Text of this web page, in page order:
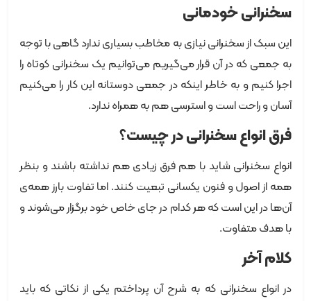
سخنرانی خودمانی
این سبک از سخنرانی نیازی به مخاطب بسیاری ندارد گاهی با توجه
به جمعی که در آن قرار می‌گیریم می‌توانیم یک سخنرانی کوتاه را
اجرا کنیم و به ‌خاطر اینکه در جمعی دوستانه این کار را می‌کنیم
آسان و راحت است و استرسی هم به همراه ندارد.
فرق انواع سخنرانی در چیست؟
انواع سخنرانی شاید با هم فرق زیادی هم نداشته باشند و بنظر
همه از اصول و فنون یکسانی تبعیت کنند. اما تفاوت بارز همه‌ی
آن‌ها در این است که هر کدام در جای خاص خود برگزار می‌شوند و
با هدف متفاوت.
کلام آخر
در انواع سخنرانی که به شرح آن پرداختم یکی از نکاتی که باید